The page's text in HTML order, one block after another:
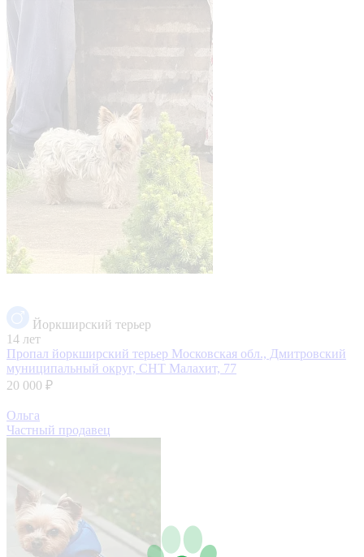
Йоркширский терьер
14 лет
Пропал йоркширский терьер Московская обл., Дмитровский
муниципальный округ, СНТ Малахит, 77
20 000 ₽
Ольга
Частный продавец